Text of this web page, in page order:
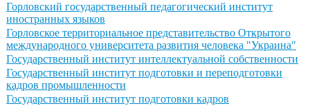
Горловский государственный педагогический институт
иностранных языков
Горловское территориальное представительство Открытого
международного университета развития человека "Украина"
Государственный институт интеллектуальной собственности
Государственный институт подготовки и переподготовки
кадров промышленности
Государственный институт подготовки кадров